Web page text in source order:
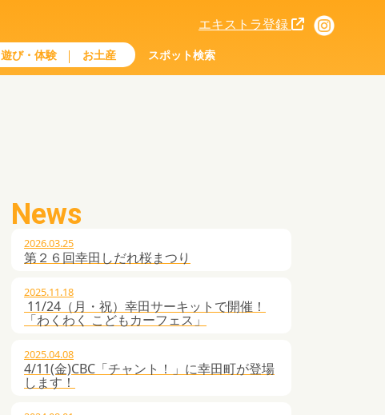
エキストラ登録
遊び・体験 お土産 スポット検索
News
2026.03.25
第２６回幸田しだれ桜まつり
2025.11.18
11/24（月・祝）幸田サーキットで開催！
「わくわく こどもカーフェス」
2025.04.08
4/11(金)CBC「チャント！」に幸田町が登場
します！